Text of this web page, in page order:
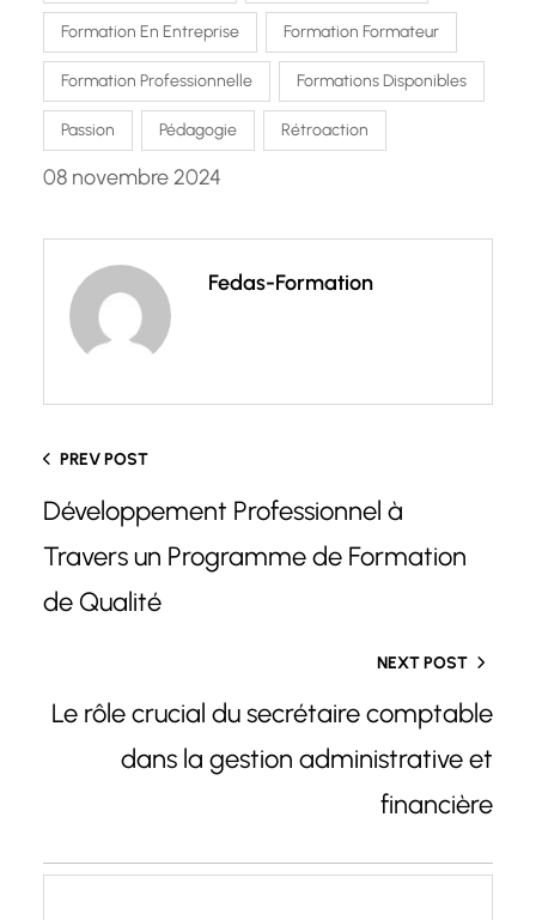
Formation En Entreprise Formation Formateur
Formation Professionnelle Formations Disponibles
Passion Pédagogie Rétroaction
08 novembre 2024
Fedas-Formation
PREV POST
Développement Professionnel à
Travers un Programme de Formation
de Qualité
NEXT POST
Le rôle crucial du secrétaire comptable
dans la gestion administrative et
financière